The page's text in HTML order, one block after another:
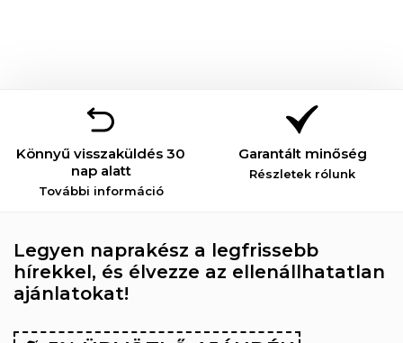
Könnyű visszaküldés 30
nap alatt
További információ
Garantált minőség
Részletek rólunk
Legyen naprakész a legfrissebb
hírekkel, és élvezze az ellenállhatatlan
ajánlatokat!